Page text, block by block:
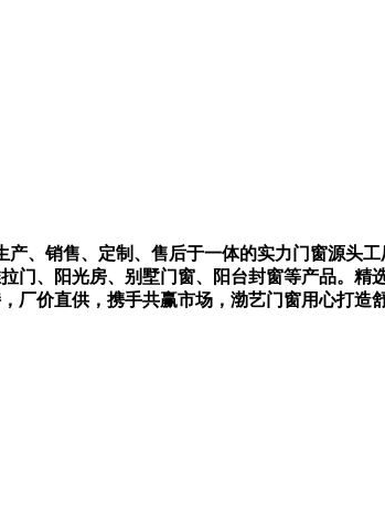
、销售、定制、售后于一体的实力门窗源头
门、阳光房、别墅门窗、阳台封窗等产品。
价直供，携手共赢市场，渤艺门窗用心打造